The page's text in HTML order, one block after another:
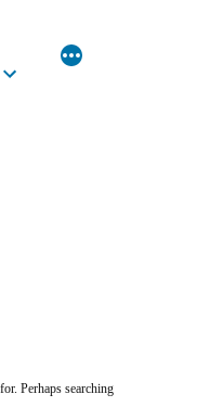
Perhaps searching